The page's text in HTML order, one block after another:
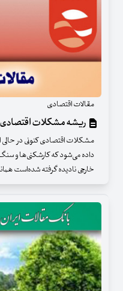
مقالات اقتصادی
ریشه مشکلات
مشکلات اقتصادی کنونی در
داده می‌شود که کارشکنی‌ها و
خارجی نادیده گرفته‌ شده‌است